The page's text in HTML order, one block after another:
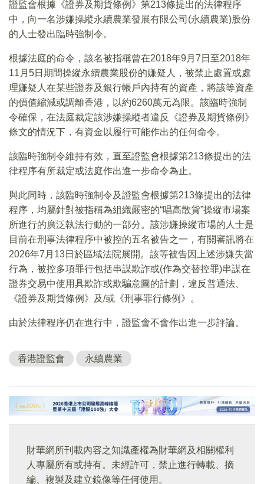
證監會根據《證券及期貨條例》第213條提出的法律程序
中，向一名涉嫌操縱永續農業發展有限公司(永續農業)股份
的人士發出臨時強制令。
根據法庭的命令，該名被指稱曾在2018年9月7日至2018年
11月5日期間操縱永續農業股份的嫌疑人，被禁止處置或處
理嫌疑人在某些證券及銀行帳戶內持有的資產，將該等資產
的價值縮減或調離香港，以約6260萬元為限。該臨時強制
令確保，在法庭裁定該涉嫌操縱者違反《證券及期貨條例》
條文的情況下，有資金以履行可能作出的任何命令。
該臨時強制令維持有效，直至證監會根據第213條提出的法
律程序有所裁定或法庭作出進一步命令為止。
與此同時，該臨時強制令及證監會根據第213條提出的法律
程序，均屬針對被指稱為組織嚴密的“唱高散貨”操縱市場案
所進行的廣泛執法行動的一部分。該涉嫌操縱市場的人士是
目前在刑事法律程序中被控的五名被告之一，有關審訊將在
2026年7月13日於區域法院展開。該等被告因上述涉嫌失當
行為，被控多項罪行包括串謀欺詐或(作為交替控罪)串謀在
證券交易中使用具欺詐或欺騙意圖的計劃，違反普通法、
《證券及期貨條例》及/或《刑事罪行條例》。
由於法律程序仍在進行中，證監會不會作出進一步評論。
香港證監會 永續農業
財華網所刊載內容之知識產權為財華網及相關權利
人專屬所有或持有。未經許可，禁止進行轉載、摘
編、複製及建立鏡像等任何使用。